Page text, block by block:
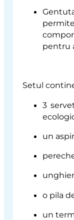
pentru
Setul
3
un
o pila
un